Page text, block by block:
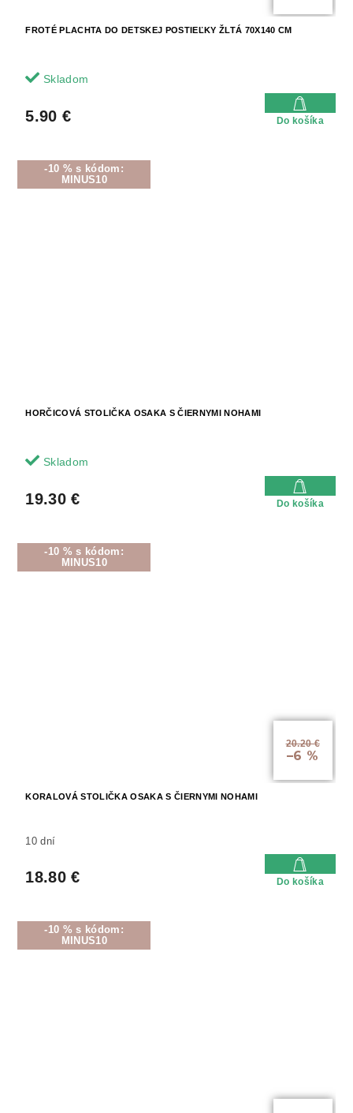
FROTÉ PLACHTA DO DETSKEJ POSTIEĽKY ŽLTÁ 70X140 CM
Skladom
5.90 € Do košíka
-10 % s kódom:
MINUS10
HORČICOVÁ STOLIČKA OSAKA S ČIERNYMI NOHAMI
Skladom
19.30 € Do košíka
-10 % s kódom:
MINUS10
20.20 €
–6 %
KORALOVÁ STOLIČKA OSAKA S ČIERNYMI NOHAMI
10 dní
18.80 € Do košíka
-10 % s kódom:
MINUS10